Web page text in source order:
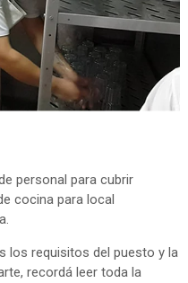
personal para cubrir
cocina para local
los requisitos del puesto y la
recordá leer toda la